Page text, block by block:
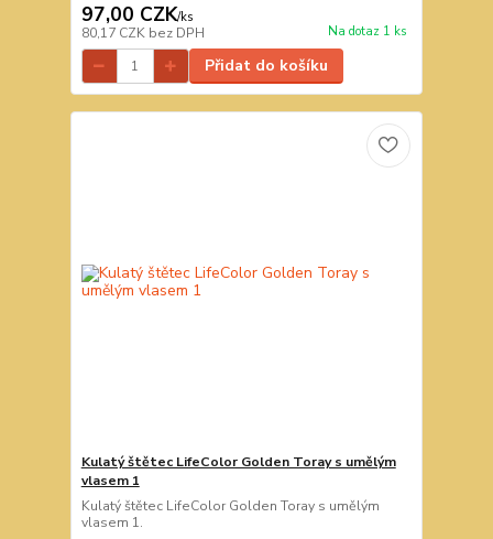
97,00 CZK/ks
80,17 CZK bez DPH Na dotaz 1 ks
Přidat do košíku
Kulatý štětec LifeColor Golden Toray s umělým
vlasem 1
Kulatý štětec LifeColor Golden Toray s umělým
vlasem 1.